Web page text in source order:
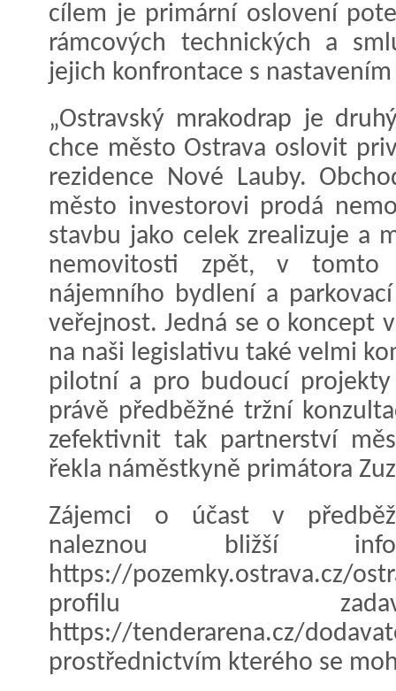
cílem je primární oslovení
rámcových technických a
jejich konfrontace s
„Ostravský mrakodrap je
chce město Ostrava oslovit
rezidence Nové Lauby.
město investorovi prodá
stavbu jako celek zrealizuje a
nemovitosti zpět, v
nájemního bydlení a
veřejnost. Jedná se o koncept
na naši legislativu také velmi
pilotní a pro budoucí
právě předběžné tržní
zefektivnit tak partnerství
řekla náměstkyně primátora
Zájemci o účast v
naleznou bližší
https://pozemky.ostrava.cz/
profilu
https://tenderarena.cz/
prostřednictvím kterého se